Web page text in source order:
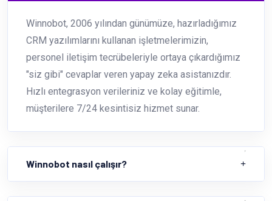
Winnobot, 2006 yılından günümüze, hazırladığımız
CRM yazılımlarını kullanan işletmelerimizin,
personel iletişim tecrübeleriyle ortaya çıkardığımız
"siz gibi" cevaplar veren yapay zeka asistanızdır.
Hızlı entegrasyon verileriniz ve kolay eğitimle,
müşterilere 7/24 kesintisiz hizmet sunar.
Winnobot nasıl çalışır?